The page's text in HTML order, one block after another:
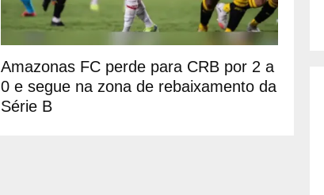
Amazonas FC perde para CRB por 2 a
0 e segue na zona de rebaixamento da
Série B